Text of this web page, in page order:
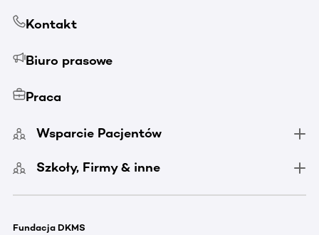
Kontakt
Biuro prasowe
Praca
Wsparcie Pacjentów
Szkoły, Firmy & inne
Fundacja DKMS